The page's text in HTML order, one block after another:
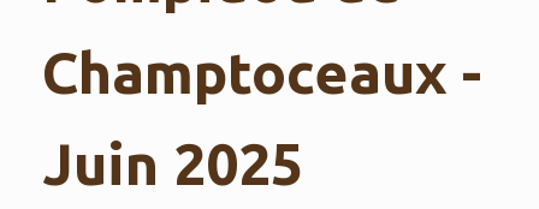
Champtoceaux -
Juin 2025